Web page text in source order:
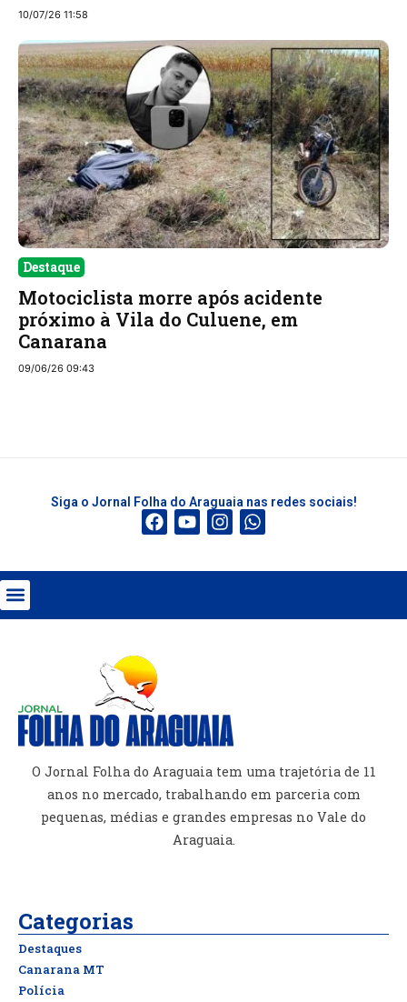
10/07/26 11:58
Destaque
Motociclista morre após acidente
próximo à Vila do Culuene, em
Canarana
09/06/26 09:43
Siga o Jornal Folha do Araguaia nas redes sociais!
O Jornal Folha do Araguaia tem uma trajetória de 11
anos no mercado, trabalhando em parceria com
pequenas, médias e grandes empresas no Vale do
Araguaia.
Categorias
Destaques
Canarana MT
Polícia